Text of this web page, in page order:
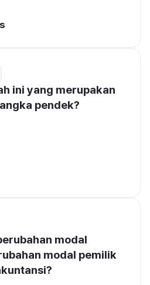
ini yang merupakan
pendek?
modal
modal pemilik